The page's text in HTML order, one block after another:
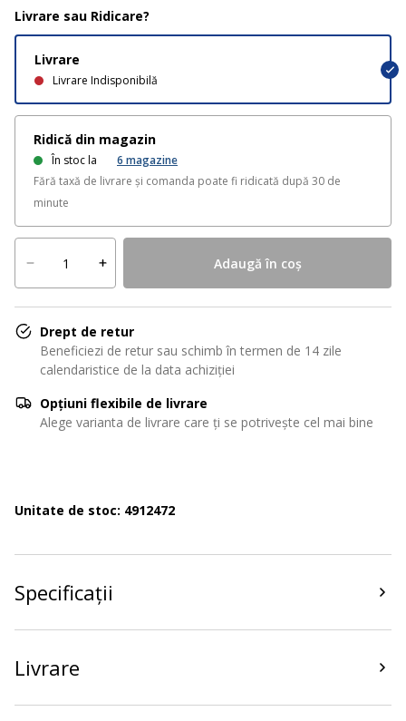
Livrare sau Ridicare?
Livrare
Livrare Indisponibilă
Ridică din magazin
În stoc la 6 magazine
Fără taxă de livrare și comanda poate fi ridicată după 30 de
minute
Adaugă în coș
Drept de retur
Beneficiezi de retur sau schimb în termen de 14 zile
calendaristice de la data achiziției
Opțiuni flexibile de livrare
Alege varianta de livrare care ți se potrivește cel mai bine
Unitate de stoc: 4912472
Specificații
Livrare